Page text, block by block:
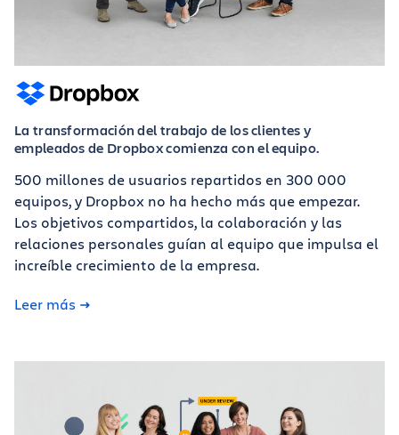
La transformación del trabajo de los clientes y
empleados de Dropbox comienza con el equipo.
500 millones de usuarios repartidos en 300 000
equipos, y Dropbox no ha hecho más que empezar.
Los objetivos compartidos, la colaboración y las
relaciones personales guían al equipo que impulsa el
increíble crecimiento de la empresa.
Leer más